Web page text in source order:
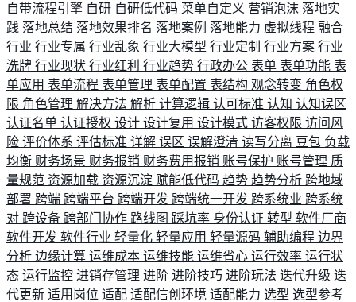
自带流程引擎 自研 自研低代码 菜单自定义 营销泡沫 落地实
践 落地总结 落地效果排名 落地案例 落地能力 虚拟线程 融合
行业 行业专属 行业乱象 行业大模型 行业定制 行业方案 行业
洗牌 行业现状 行业红利 行业趋势 行政办公 表单 表单功能 表
单应用 表单流程 表单管理 表单配置 表结构 观念转变 角色权
限 角色管理 解决方法 解析 计算逻辑 认可标准 认知 认知误区
认证名单 认证授权 设计 设计复用 设计模式 访客权限 访问风
险 评价体系 评估标准 详解 误区 误解澄清 读写分离 豆包 负载
均衡 财务场景 财务报销 财务费用报销 账号保护 账号管理 质
量规范 资源加载 资源沉淀 赋能低代码 趋势 趋势分析 跨地域
部署 跨端 跨端平台 跨端开发 跨端统一开发 跨系统业 跨系统
对 跨设备 跨部门协作 路线图 踩坑率 身份认证 转型 软件厂商
软件开发 软件行业 轻量化 轻量应用 轻量源码 辅助编程 边界
分析 边缘计算 运维成本 运维技能 运维省心 运行效率 运行状
态 运行监控 进销存管理 进阶 进阶技巧 进阶玩法 迭代升级 迭
代更新 适用岗位 适配 适配信创环境 适配能力 选型 选型参考